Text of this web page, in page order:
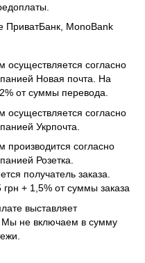
ПриватБанк, MonoBank
согласно
Новая почта. На
от суммы перевода.
согласно
Укрпочта.
согласно
Розетка.
получатель заказа.
грн + 1,5% от суммы заказа
выставляет
Мы не включаем в сумму